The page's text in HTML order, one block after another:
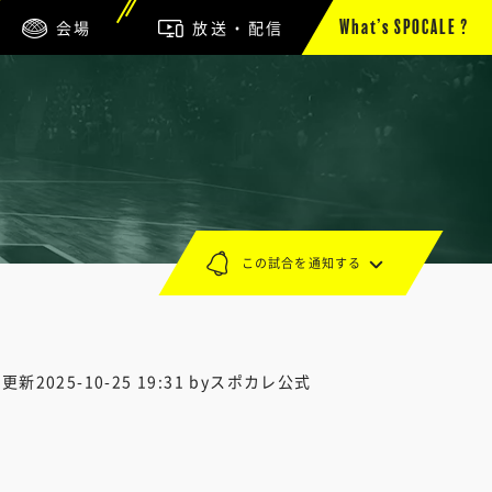
会場 放送・配信 What’s SPOCALE ?
新2025-10-25 19:31 byスポカレ公式
この試合を通知する